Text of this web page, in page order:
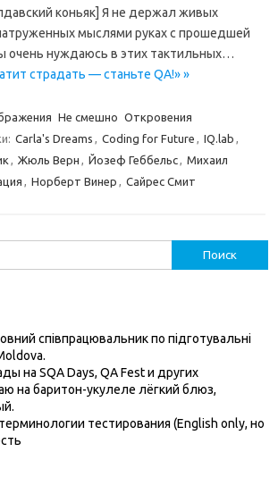
коньяк] Я не держал живых
мыслями руках с прошедшей
очень нуждаюсь в этих тактильных…
страдать — станьте QA!» »
Не смешно Откровения
Carla's Dreams , Coding for Future , IQ.lab ,
, Жюль Верн , Йозеф Геббельс, Михаил
, Норберт Винер , Сайрес Смит
спiвпрацювальник по підготувальні
на SQA Days, QA Fest и других
на баритон-укулеле лёгкий блюз,
тестирования (English only, но